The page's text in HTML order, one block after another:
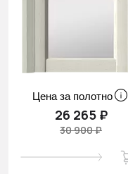
Цена за полотно
26 265 ₽
30 900 ₽